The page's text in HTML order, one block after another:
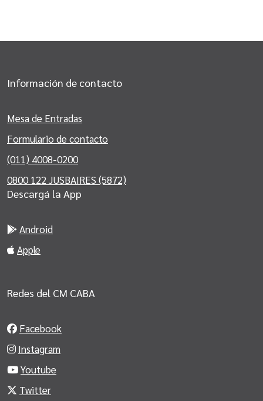
Información de contacto
Mesa de Entradas
Formulario de contacto
(011) 4008-0200
0800 122 JUSBAIRES (5872)
Descargá la App
Android
Apple
Redes del CM CABA
Facebook
Instagram
Youtube
Twitter